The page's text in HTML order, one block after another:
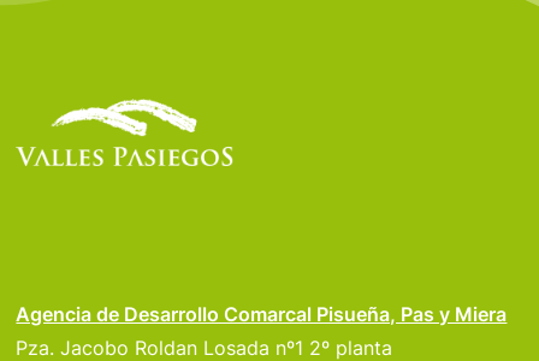
Agencia de Desarrollo Comarcal Pisueña, Pas y Miera
Pza. Jacobo Roldan Losada nº1 2º planta